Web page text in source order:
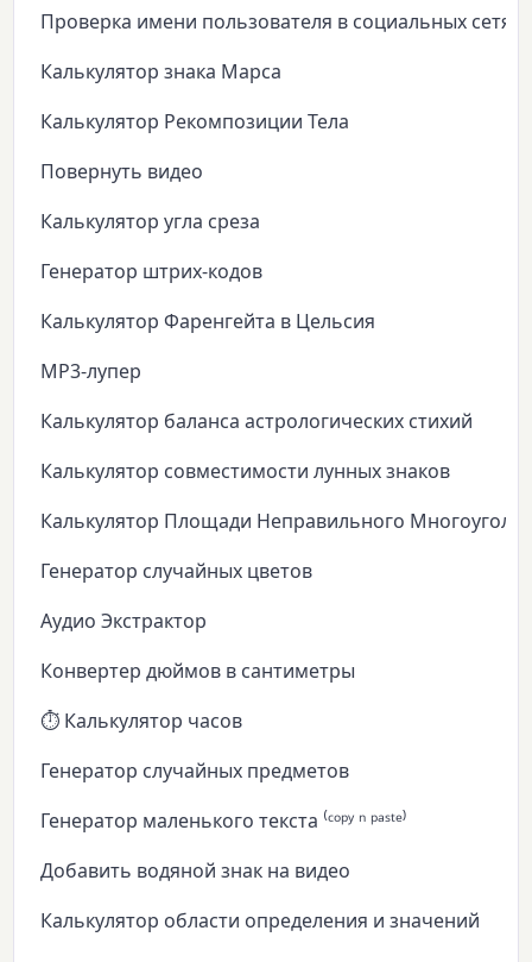
Проверка имени пользователя в социальных сетях
Калькулятор знака Марса
Калькулятор Рекомпозиции Тела
Повернуть видео
Калькулятор угла среза
Генератор штрих-кодов
Калькулятор Фаренгейта в Цельсия
MP3-лупер
Калькулятор баланса астрологических стихий
Калькулятор совместимости лунных знаков
Калькулятор Площади Неправильного
Генератор случайных цветов
Аудио Экстрактор
Конвертер дюймов в сантиметры
⏱️ Калькулятор часов
Генератор случайных предметов
Генератор маленького текста ⁽ᶜᵒᵖʸ ⁿ ᵖᵃˢᵗᵉ⁾
Добавить водяной знак на видео
Калькулятор области определения и значений